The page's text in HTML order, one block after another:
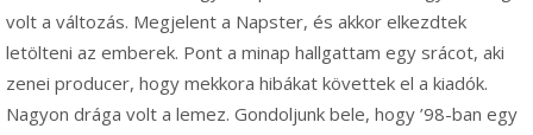
volt a változás. Megjelent a Napster, és akkor elkezdtek
letölteni az emberek. Pont a minap hallgattam egy srácot, aki
zenei producer, hogy mekkora hibákat követtek el a kiadók.
Nagyon drága volt a lemez. Gondoljunk bele, hogy ’98-ban egy